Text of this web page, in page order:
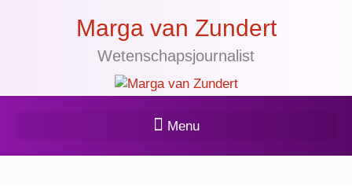
Marga van Zundert
Wetenschapsjournalist